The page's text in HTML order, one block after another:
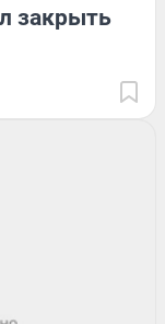
закрыть